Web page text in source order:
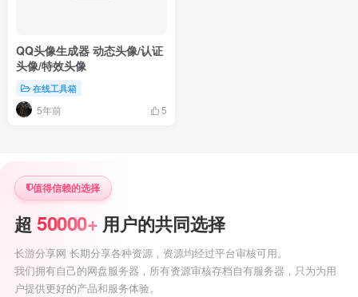
QQ头像生成器 动态头像/认证
头像/特效头像
在线工具箱
5年前 5
值得信赖的选择
超50000+ 用户的共同选择
长游分享网 长期分享各种资源，资源均经过平台审核可用。
我们拥有自己的网盘服务器，所有资源审核存档自有服务器，只为为用
户提供更好的产品和服务体验。